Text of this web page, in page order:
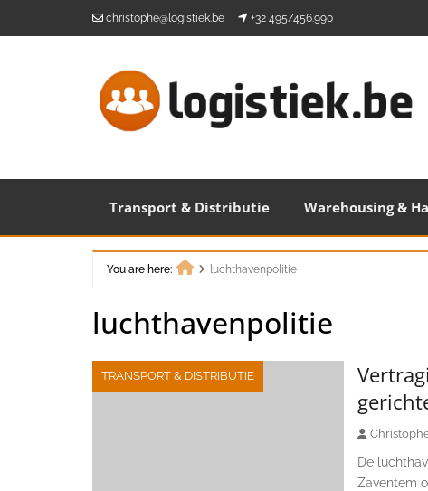
christophe@logistiek.be +32 495/456.990
Transport & Distributie Warehousing &
You are here:
luchthavenpolitie
luchthavenpolitie
TRANSPORT & DISTRIBUTIE
De
Zaventem